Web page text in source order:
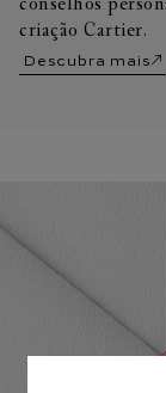
criação Cartier.
Descubra mais